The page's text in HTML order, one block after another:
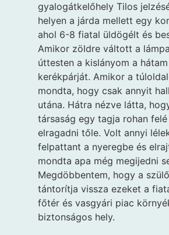
gyalogátkelőhely Tilos
helyen a járda mellett egy
ahol 6-8 fiatal üldögélt és
Amikor zöldre váltott a
úttesten a kislányom a
kerékpárját. Amikor a
mondta, hogy csak annyit
utána. Hátra nézve látta,
társaság egy tagja rohan
elragadni tőle. Volt annyi
felpattant a nyeregbe és
mondta apa még megijedni
Megdöbbentem, hogy a
tántorítja vissza ezeket a
főtér és vasgyári piac
biztonságos hely.